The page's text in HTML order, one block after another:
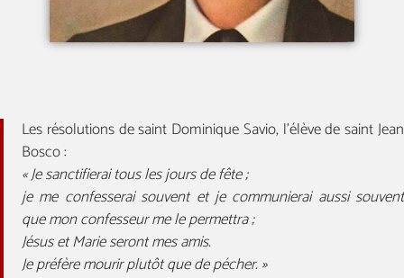
Les résolutions de saint Dominique Savio, l’élève de saint Jean
Bosco :
« Je sanctifierai tous les jours de fête ;
je me confesserai souvent et je communierai aussi souvent
que mon confesseur me le permettra ;
Jésus et Marie seront mes amis.
Je préfère mourir plutôt que de pécher. »